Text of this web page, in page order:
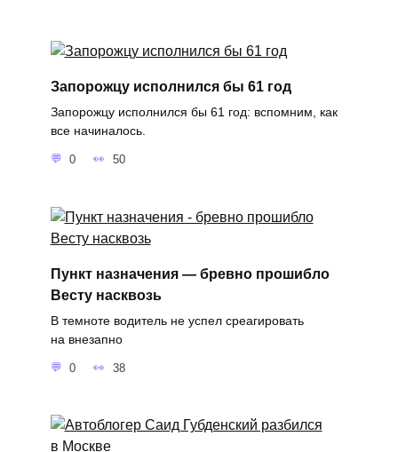
Запорожцу исполнился бы 61 год
Запорожцу исполнился бы 61 год: вспомним, как
все начиналось.
0 50
Пункт назначения — бревно прошибло
Весту насквозь
В темноте водитель не успел среагировать
на внезапно
0 38